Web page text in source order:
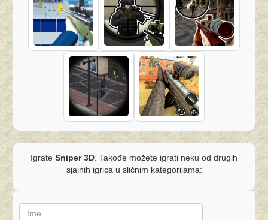
Igrate Sniper 3D . Takođe možete igrati neku od drugih
sjajnih igrica u sličnim kategorijama: